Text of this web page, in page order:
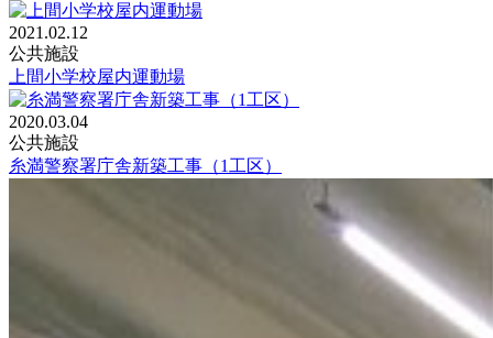
2021.02.12
公共施設
上間小学校屋内運動場
2020.03.04
公共施設
糸満警察署庁舎新築工事（1工区）